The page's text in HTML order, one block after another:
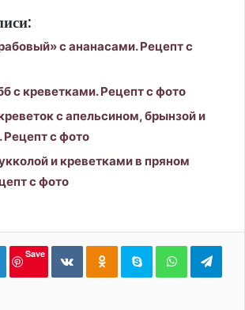
с ананасами. Рецепт с
с креветками. Рецепт с фото
с апельсином, брынзой и
Рецепт с фото
и креветками в пряном
с фото
LinkedIn
Save
ВконтактеОдноклассники
Skype WhatsApp